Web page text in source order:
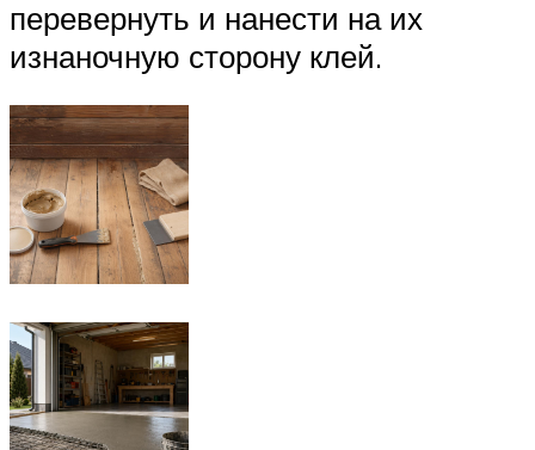
перевернуть и нанести на их
изнаночную сторону клей.